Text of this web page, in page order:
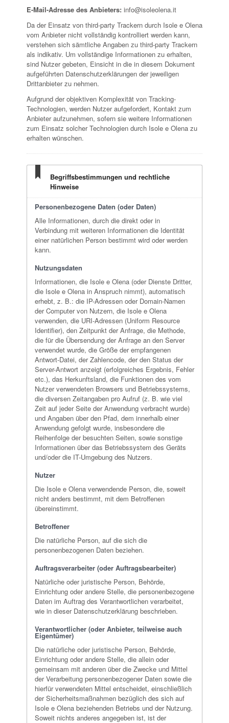
E-Mail-Adresse des Anbieters: info@isoleolena.it
Da der Einsatz von third-party Trackern durch Isole e Olena
vom Anbieter nicht vollständig kontrolliert werden kann,
verstehen sich sämtliche Angaben zu third-party Trackern
als indikativ. Um vollständige Informationen zu erhalten,
sind Nutzer gebeten, Einsicht in die in diesem Dokument
aufgeführten Datenschutzerklärungen der jeweiligen
Drittanbieter zu nehmen.
Aufgrund der objektiven Komplexität von Tracking-
Technologien, werden Nutzer aufgefordert, Kontakt zum
Anbieter aufzunehmen, sofern sie weitere Informationen
zum Einsatz solcher Technologien durch Isole e Olena zu
erhalten wünschen.
Begriffsbestimmungen und rechtliche
Hinweise
Personenbezogene Daten (oder Daten)
Alle Informationen, durch die direkt oder in
Verbindung mit weiteren Informationen die Identität
einer natürlichen Person bestimmt wird oder werden
kann.
Nutzungsdaten
Informationen, die Isole e Olena (oder Dienste Dritter,
die Isole e Olena in Anspruch nimmt), automatisch
erhebt, z. B.: die IP-Adressen oder Domain-Namen
der Computer von Nutzern, die Isole e Olena
verwenden, die URI-Adressen (Uniform Resource
Identifier), den Zeitpunkt der Anfrage, die Methode,
die für die Übersendung der Anfrage an den Server
verwendet wurde, die Größe der empfangenen
Antwort-Datei, der Zahlencode, der den Status der
Server-Antwort anzeigt (erfolgreiches Ergebnis, Fehler
etc.), das Herkunftsland, die Funktionen des vom
Nutzer verwendeten Browsers und Betriebssystems,
die diversen Zeitangaben pro Aufruf (z. B. wie viel
Zeit auf jeder Seite der Anwendung verbracht wurde)
und Angaben über den Pfad, dem innerhalb einer
Anwendung gefolgt wurde, insbesondere die
Reihenfolge der besuchten Seiten, sowie sonstige
Informationen über das Betriebssystem des Geräts
und/oder die IT-Umgebung des Nutzers.
Nutzer
Die Isole e Olena verwendende Person, die, soweit
nicht anders bestimmt, mit dem Betroffenen
übereinstimmt.
Betroffener
Die natürliche Person, auf die sich die
personenbezogenen Daten beziehen.
Auftragsverarbeiter (oder Auftragsbearbeiter)
Natürliche oder juristische Person, Behörde,
Einrichtung oder andere Stelle, die personenbezogene
Daten im Auftrag des Verantwortlichen verarbeitet,
wie in dieser Datenschutzerklärung beschrieben.
Verantwortlicher (oder Anbieter, teilweise auch
Eigentümer)
Die natürliche oder juristische Person, Behörde,
Einrichtung oder andere Stelle, die allein oder
gemeinsam mit anderen über die Zwecke und Mittel
der Verarbeitung personenbezogener Daten sowie die
hierfür verwendeten Mittel entscheidet, einschließlich
der Sicherheitsmaßnahmen bezüglich des sich auf
Isole e Olena beziehenden Betriebs und der Nutzung.
Soweit nichts anderes angegeben ist, ist der